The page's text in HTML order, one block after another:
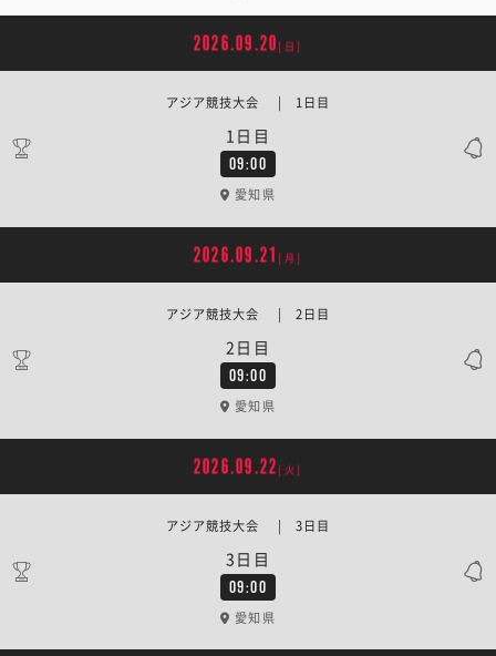
2026.09.20 [日]
09:00
1日目
アジア競技大会 | 1日目
愛知県
2026.09.21 [月]
09:00
2日目
アジア競技大会 | 2日目
愛知県
2026.09.22 [火]
09:00
3日目
アジア競技大会 | 3日目
愛知県